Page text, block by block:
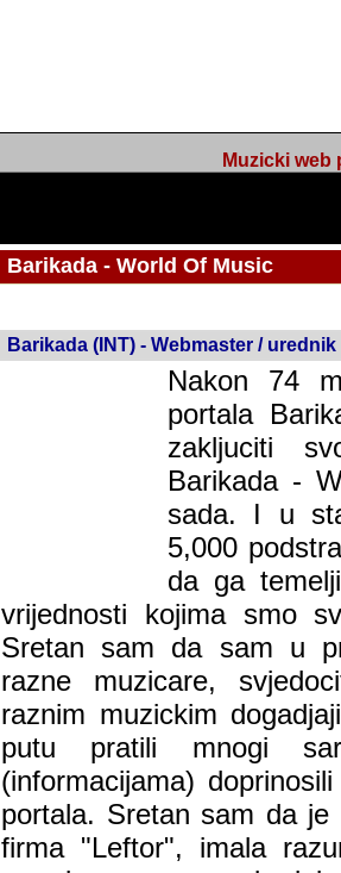
Muzicki web
Barikada - World Of Music
Barikada (INT) - Webmaster / urednik
Nakon 74
portala
zakljuciti
Barikada -
sada. I u
5,000
da ga
vrijednosti kojima smo
Sretan sam da sam u
muzicare, svjedociti
muzickim dogadjajima...
mnogi saradnici koji
doprinosili vrijednosti i
sam da je i moj web
imala razumijevanja za